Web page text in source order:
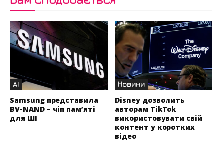
AI
Samsung представила
BV-NAND – чіп пам’яті
для ШІ
Новини
Disney дозволить
авторам TikTok
використовувати свій
контент у коротких
відео